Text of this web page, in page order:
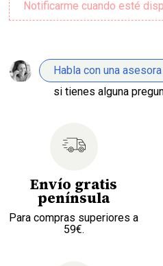
Habla con una asesora
si tienes alguna
Envío gratis
península
Para compras superiores a
59€.